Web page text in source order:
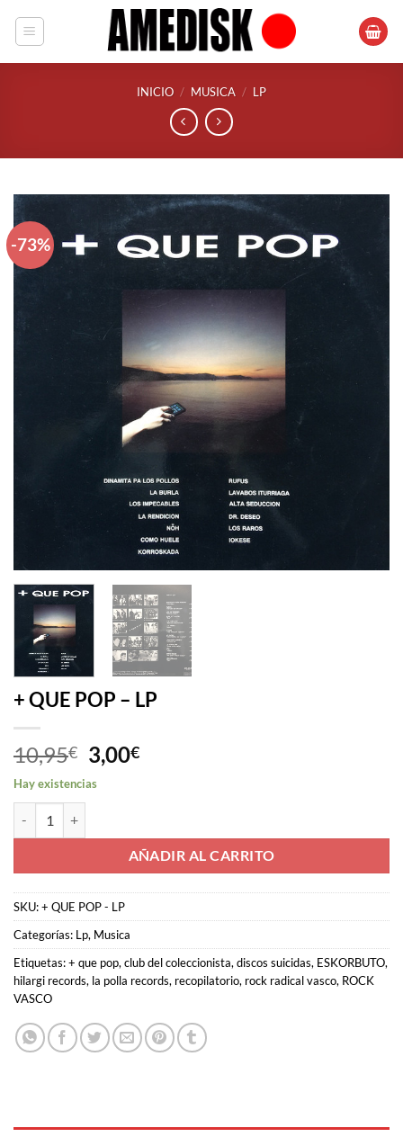
INICIO / MUSICA / LP
-73%
+ QUE POP – LP
10,95€ El
precio
original
10,95€.
3,00€El
3,00€.
Hay existencias
AÑADIR AL CARRITO
SKU:+ QUE POP - LP
Categorías: Lp, Musica
Etiquetas:+ que pop, club del coleccionista, discos suicidas, ESKORBUTO,
hilargi records, la polla records, recopilatorio, rock radical vasco, ROCK
VASCO